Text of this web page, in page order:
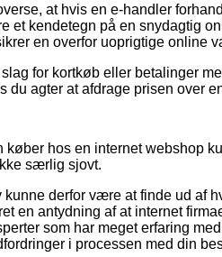
at hvis en e-handler
et kendetegn på en snydagtig
en overfor uoprigtige online
for kortkøb eller betalinger
du agter at afdrage prisen over
køber hos en internet webshop
særlig sjovt.
kunne derfor være at finde ud af
en antydning af at internet
som har meget erfaring
i processen med din